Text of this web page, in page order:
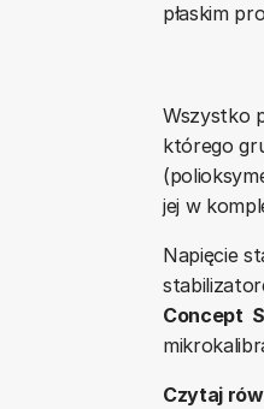
płaskim
Wszystko
którego
jej w
Napięcie
Concept
Czytaj